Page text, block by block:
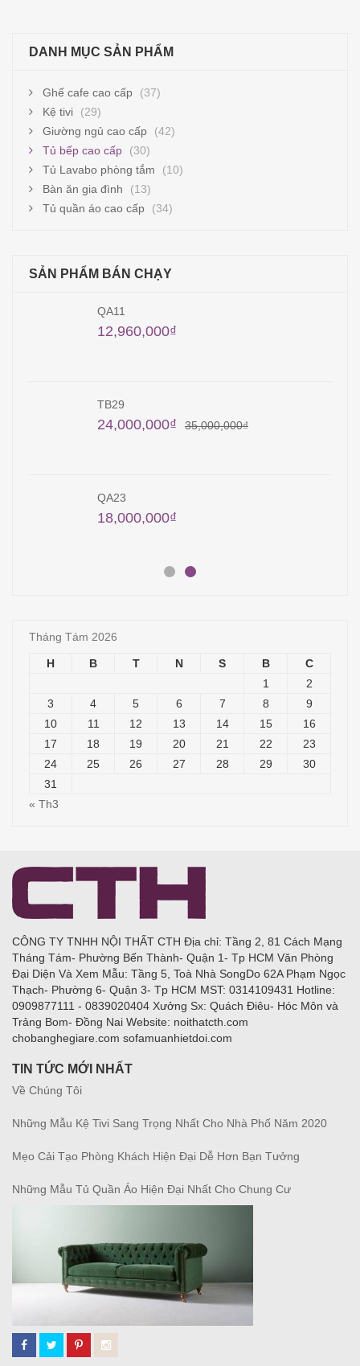
DANH MỤC SẢN PHẨM
Ghế cafe cao cấp
(37)
Kệ tivi
(29)
Giường ngủ cao cấp
(42)
Tủ bếp cao cấp
(30)
Tủ Lavabo phòng tắm
(10)
Bàn ăn gia đình
(13)
Tủ quần áo cao cấp
(34)
SẢN PHẨM BÁN CHẠY
QA11
12,960,000₫
TB29
35,000,000₫
24,000,000₫
QA23
18,000,000₫
Tháng Tám 2026
H B T N S B
C
1
2
3
4 5 6 7 8
9
10
11 12 13 14 15
16
17
18 19 20 21 22
23
24
25 26 27 28 29
30
31
« Th3
CÔNG TY TNHH NỘI THẤT CTH Địa chỉ: Tầng 2, 81 Cách Mạng
Tháng Tám- Phường Bến Thành- Quận 1- Tp HCM Văn Phòng
Đại Diện Và Xem Mẫu: Tầng 5, Toà Nhà SongDo 62A Phạm Ngọc
Thạch- Phường 6- Quận 3- Tp HCM MST: 0314109431 Hotline:
0909877111 - 0839020404 Xưởng Sx: Quách Điêu- Hóc Môn và
Trảng Bom- Đồng Nai Website: noithatcth.com
chobanghegiare.com sofamuanhietdoi.com
TIN TỨC MỚI NHẤT
Về Chúng Tôi
Những Mẫu Kệ Tivi Sang Trọng Nhất Cho Nhà Phố Năm 2020
Mẹo Cải Tạo Phòng Khách Hiện Đại Dễ Hơn Bạn Tưởng
Những Mẫu Tủ Quần Áo Hiện Đại Nhất Cho Chung Cư